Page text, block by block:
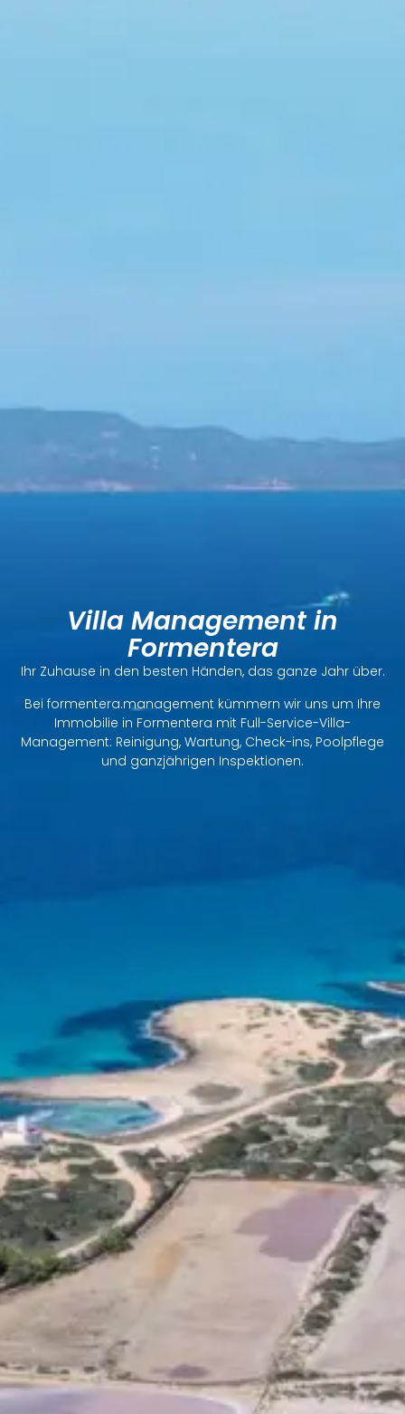
Villa Management in
Formentera
Ihr Zuhause in den besten Händen, das ganze Jahr über.
Bei formentera.management kümmern wir uns um Ihre
Immobilie in Formentera mit Full-Service-Villa-
Management: Reinigung, Wartung, Check-ins, Poolpflege
und ganzjährigen Inspektionen.